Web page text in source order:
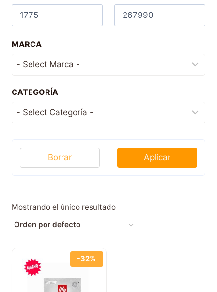
Mostrando el único resultado
-32%
MARCA
CATEGORÍA
Aplicar
Borrar